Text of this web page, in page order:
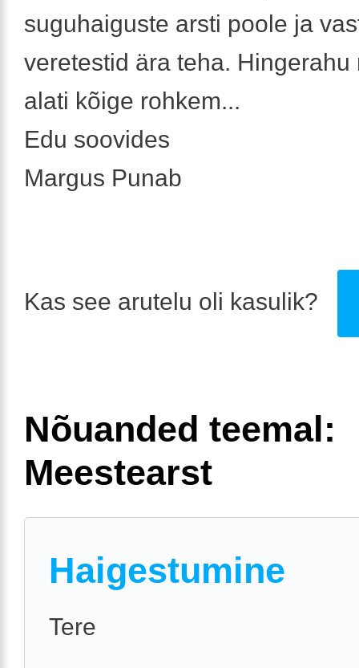
suguhaiguste arsti poole ja
veretestid ära teha. Hingerahu
alati kõige rohkem...
Edu soovides
Margus Punab
Kas see arutelu oli kasulik?
Nõuanded teemal:
Meestearst
Haigestumine
Tere